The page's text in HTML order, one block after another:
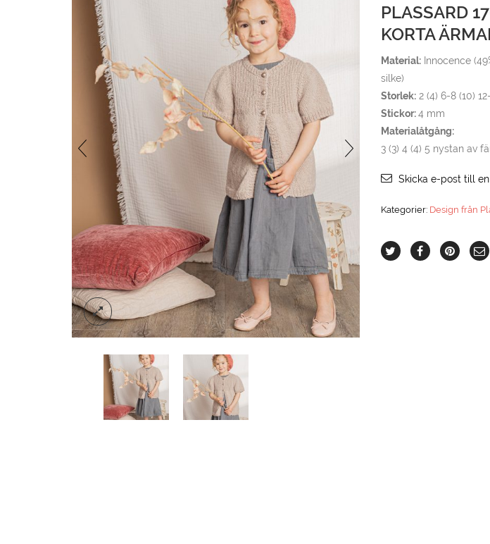
PLASSARD
KORTA
Material:Innocence
silke)
Storlek:2 (4) 6-8 (10)
Stickor:4 mm
Materialåtgång:
3 (3) 4 (4) 5 nystan av
Skicka e-post till
Kategorier: Design från